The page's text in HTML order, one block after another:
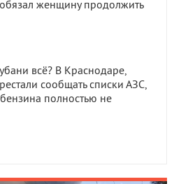
женщину продолжить
всё? В Краснодаре,
сообщать списки АЗС,
полностью не